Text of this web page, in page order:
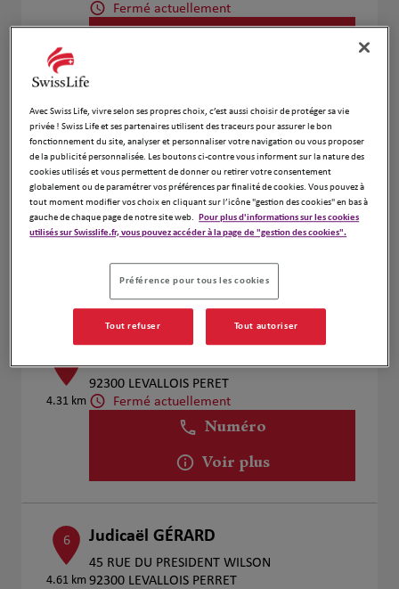
Fermé actuellement
4
3.51 km
Amoyal Florent
26 Rue de Prony
92600 Asnières sur Seine
Fermé actuellement
Ouvert sur rdv 09:00 - 20:00
Voir plus
4.31 km
92300 LEVALLOIS PERET
Fermé actuellement
Numéro
Voir plus
6
4.61 km
Judicaël GÉRARD
45 RUE DU PRESIDENT WILSON
92300 LEVALLOIS PERRET
Avec Swiss Life, vivre selon ses propres choix, c’est aussi choisir de protéger sa vie
privée ! Swiss Life et ses partenaires utilisent des traceurs pour assurer le bon
fonctionnement du site, analyser et personnaliser votre navigation ou vous proposer
de la publicité personnalisée. Les boutons ci-contre vous informent sur la nature des
cookies utilisés et vous permettent de donner ou retirer votre consentement
globalement ou de paramétrer vos préférences par finalité de cookies. Vous pouvez à
tout moment modifier vos choix en cliquant sur l’icône "gestion des cookies" en bas à
gauche de chaque page de notre site web. Pour plus d'informations sur les cookies
utilisés sur Swisslife.fr, vous pouvez accéder à la page de "gestion des cookies".
Préférence pour tous les cookies
Tout refuser Tout autoriser